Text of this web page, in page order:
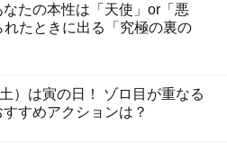
なたの本性は「天使」or「悪
れたときに出る「究極の裏の
）は寅の日！ ゾロ目が重なる
すめアクションは？